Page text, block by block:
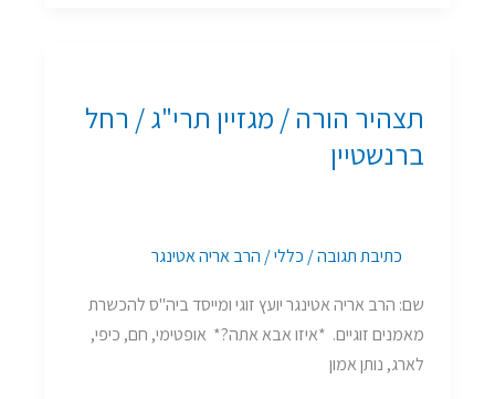
תצהיר הורה / מגזיין תרי"ג / רחל
ברנשטיין
כתיבת תגובה/ כללי/ הרב אריה אטינגר
שם: הרב אריה אטינגר יועץ זוגי ומייסד ביה"ס להכשרת
מאמנים זוגיים. *איזו אבא אתה?* אופטימי, חם, כיפי,
לארג, נותן אמון
/
מגזיין
ברנשטיין